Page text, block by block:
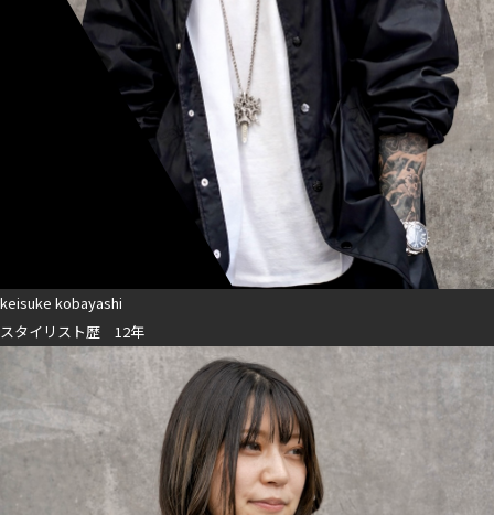
keisuke kobayashi
スタイリスト歴 12年